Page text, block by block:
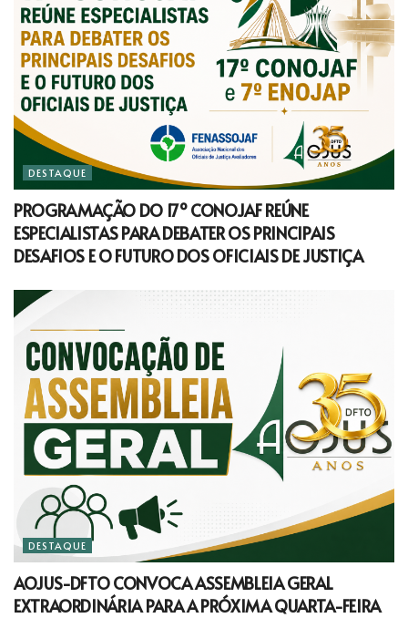
DESTAQUE
PROGRAMAÇÃO DO 17º CONOJAF REÚNE
ESPECIALISTAS PARA DEBATER OS PRINCIPAIS
DESAFIOS E O FUTURO DOS OFICIAIS DE JUSTIÇA
DESTAQUE
AOJUS-DFTO CONVOCA ASSEMBLEIA GERAL
EXTRAORDINÁRIA PARA A PRÓXIMA QUARTA-FEIRA